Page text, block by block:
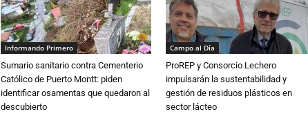
Informando Primero
Sumario sanitario contra Cementerio
Católico de Puerto Montt: piden
identificar osamentas que quedaron al
descubierto
Campo al Día
ProREP y Consorcio Lechero
impulsarán la sustentabilidad y
gestión de residuos plásticos en
sector lácteo